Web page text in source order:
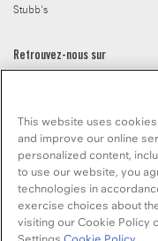
Stubb's
Retrouvez-nous sur
© McCormick &
This website uses
and improve our online
personalized content,
to use our website, you
technologies in
exercise choices about
visiting our Cookie Policy